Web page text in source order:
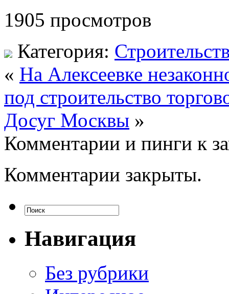
1905 просмотров
Категория:
« На Алексеевке
под строительство
Досуг Москвы »
Комментарии и пинги к
Комментарии закрыты.
Навигация
Без рубрики